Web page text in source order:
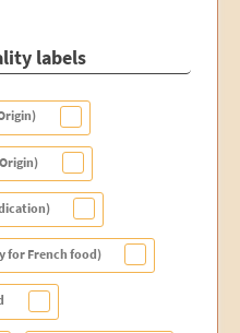
labels
for French food)